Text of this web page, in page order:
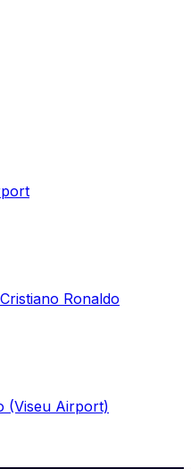
Ronaldo
(Viseu Airport)